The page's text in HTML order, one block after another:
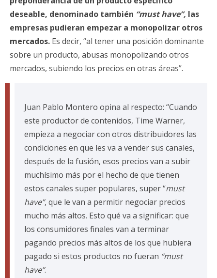
deseable, denominado también “must have”, las
empresas pudieran empezar a monopolizar otros
mercados. Es decir, “al tener una posición dominante
sobre un producto, abusas monopolizando otros
mercados, subiendo los precios en otras áreas”.
Juan Pablo Montero opina al respecto: “Cuando
este productor de contenidos, Time Warner,
empieza a negociar con otros distribuidores las
condiciones en que les va a vender sus canales,
después de la fusión, esos precios van a subir
muchísimo más por el hecho de que tienen
estos canales super populares, super “must
have”, que le van a permitir negociar precios
mucho más altos. Esto qué va a significar: que
los consumidores finales van a terminar
pagando precios más altos de los que hubiera
pagado si estos productos no fueran “must
have”.